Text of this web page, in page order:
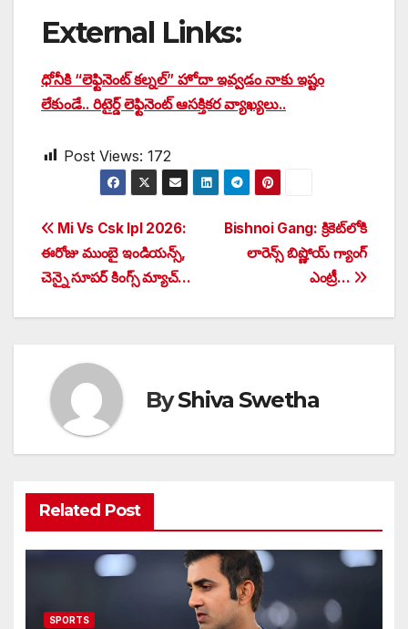
External Links:
ధోనీకి “లెఫ్టినెంట్ కల్నల్” హోదా ఇవ్వడం నాకు ఇష్టం
లేకుండే.. రిటైర్డ్ లెఫ్టినెంట్ ఆసక్తికర వ్యాఖ్యలు..
Post Views: 172
Post
navigation
Bishnoi Gang: క్రికెట్‌లోకి
లారెన్స్ బిష్ణోయ్ గ్యాంగ్
ఎంట్రీ…
Mi Vs Csk Ipl 2026:
ఈరోజు ముంబై ఇండియన్స్,
చెన్నై సూపర్ కింగ్స్ మ్యాచ్…
ByShiva Swetha
Related Post
SPORTS